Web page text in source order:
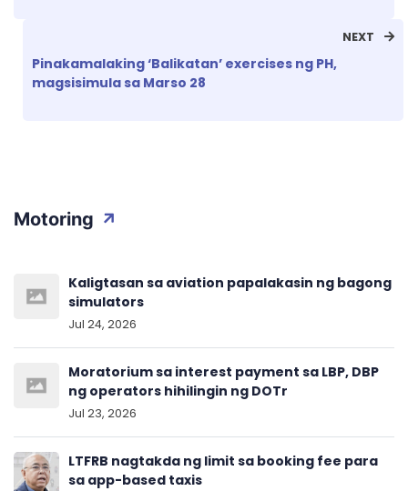
NEXT
Pinakamalaking ‘Balikatan’ exercises ng PH,
magsisimula sa Marso 28
Motoring
Kaligtasan sa aviation papalakasin ng bagong
simulators
Jul 24, 2026
Moratorium sa interest payment sa LBP, DBP
ng operators hihilingin ng DOTr
Jul 23, 2026
LTFRB nagtakda ng limit sa booking fee para
sa app-based taxis